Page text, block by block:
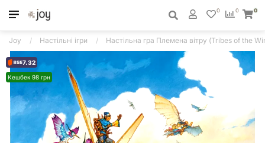
0
0 0
Joy Настільні ігри Настільна гра Племена вітру (Tribes of the
7.32
Кешбек 98 грн